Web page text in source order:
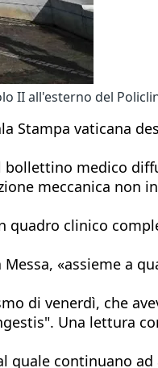
II all'esterno del
vaticana
medico
meccanica non
clinico
«assieme a
di venerdì, che
Una lettura
continuano